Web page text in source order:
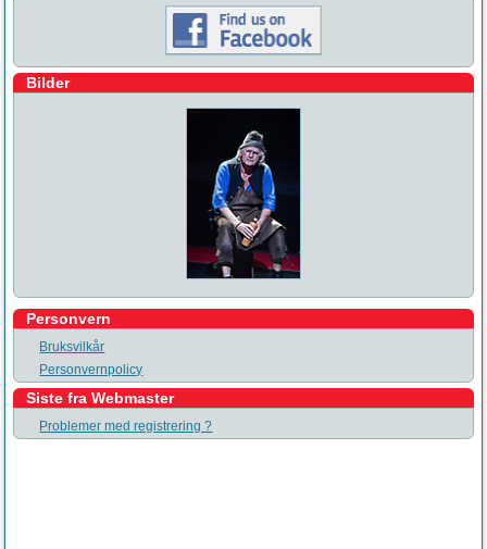
Bilder
Personvern
Bruksvilkår
Personvernpolicy
Siste fra Webmaster
Problemer med registrering ?